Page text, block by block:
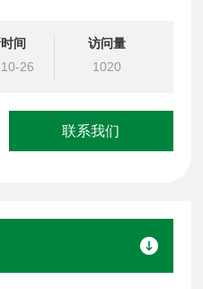
放置 6 个月，复溶后在 2°C
7-10 天，避免反复冻融。
间
26
访问量
1020
联系我们